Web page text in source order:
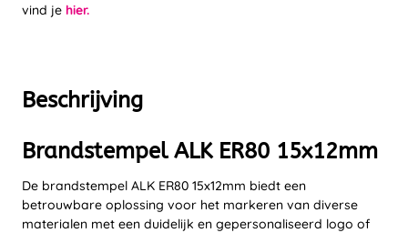
Beschrijving
Brandstempel ALK ER80 15x12mm
De brandstempel ALK ER80 15x12mm biedt een
betrouwbare oplossing voor het markeren van diverse
materialen met een duidelijk en gepersonaliseerd logo of
vind je hier.